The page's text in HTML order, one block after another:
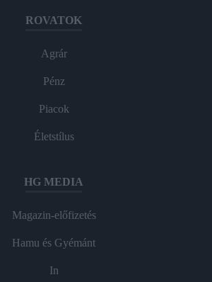
ROVATOK
Agrár
Pénz
Piacok
Életstílus
HG MEDIA
Magazin-előfizetés
Hamu és Gyémánt
In